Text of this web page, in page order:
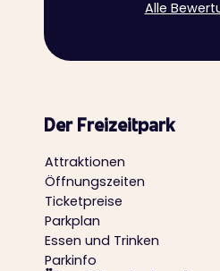
Alle
Der Freizeitpark
Attraktionen
Öffnungszeiten
Ticketpreise
Parkplan
Essen und Trinken
Parkinfo